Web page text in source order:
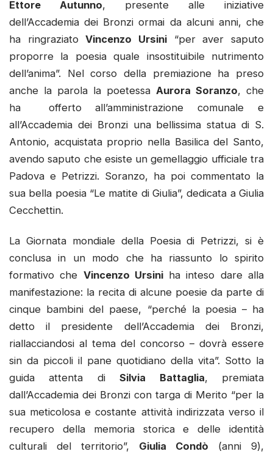
Ettore Autunno, presente alle iniziative
dell’Accademia dei Bronzi ormai da alcuni anni, che
ha ringraziatoVincenzo Ursini “per aver saputo
proporre la poesia quale insostituibile nutrimento
dell’anima”. Nel corso della premiazione ha preso
anche la parola la poetessa Aurora Soranzo, che
ha offerto all’amministrazione comunale e
all’Accademia dei Bronzi una bellissima statua di S.
Antonio, acquistata proprio nella Basilica del Santo,
avendo saputo che esiste un gemellaggio ufficiale tra
Padova e Petrizzi. Soranzo, ha poi commentato la
sua bella poesia “Le matite di Giulia”, dedicata a Giulia
Cecchettin.
La Giornata mondiale della Poesia di Petrizzi, si è
conclusa in un modo che ha riassunto lo spirito
formativo che Vincenzo Ursiniha inteso dare alla
manifestazione: la recita di alcune poesie da parte di
cinque bambini del paese, “perché la poesia – ha
detto il presidente dell’Accademia dei Bronzi,
riallacciandosi al tema del concorso – dovrà essere
sin da piccoli il pane quotidiano della vita”. Sotto la
guida attenta diSilvia Battaglia, premiata
dall’Accademia dei Bronzi con targa di Merito “per la
sua meticolosa e costante attività indirizzata verso il
recupero della memoria storica e delle identità
culturali del territorio”, Giulia Condò (anni 9),